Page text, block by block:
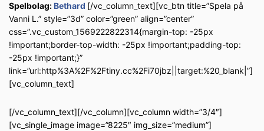
Spelbolag:Bethard [/vc_column_text][vc_btn title=”Spela på
Vanni L.” style=”3d” color=”green” align=”center”
css=”.vc_custom_1569222822314{margin-top: -25px
!important;border-top-width: -25px !important;padding-top:
-25px !important;}”
link=”url:http%3A%2F%2Ftiny.cc%2Fi70jbz||target:%20_blank|”]
[vc_column_text]
[/vc_column_text][/vc_column][vc_column width=”3/4″]
[vc_single_image image=”8225″ img_size=”medium”]